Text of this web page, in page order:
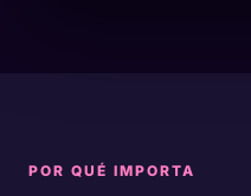
POR QUÉ IMPORTA